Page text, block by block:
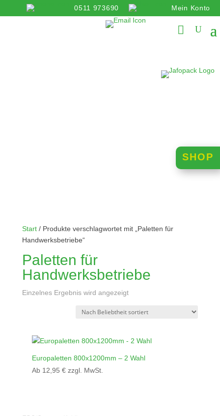
Mein Konto
0511 973690
info@jafopack.de
SHOP
Start/ Produkte verschlagwortet mit „Paletten für
Handwerksbetriebe“
Paletten für
Handwerksbetriebe
Einzelnes Ergebnis wird angezeigt
Europaletten 800x1200mm – 2 Wahl
Ab 12,95 € zzgl. MwSt.